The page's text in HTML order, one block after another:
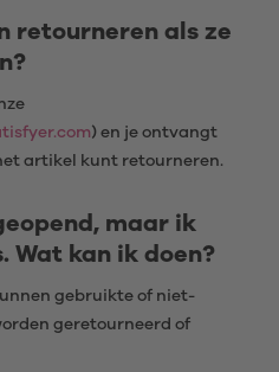
retourneren als ze
) en je ontvangt
artikel kunt retourneren.
maar ik
Wat kan ik doen?
gebruikte of niet-
geretourneerd of